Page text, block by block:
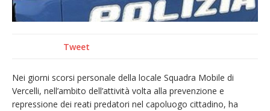
Dieci anni fa l’ingresso a Vercelli
dell’arcivescovo mons. Marco Arnolfo
Tweet
Nei giorni scorsi personale della locale Squadra Mobile di
Vercelli, nell’ambito dell’attività volta alla prevenzione e
repressione dei reati predatori nel capoluogo cittadino, ha